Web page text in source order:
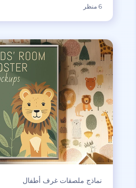
6 منظر
نماذج ملصقات غرف أطفال